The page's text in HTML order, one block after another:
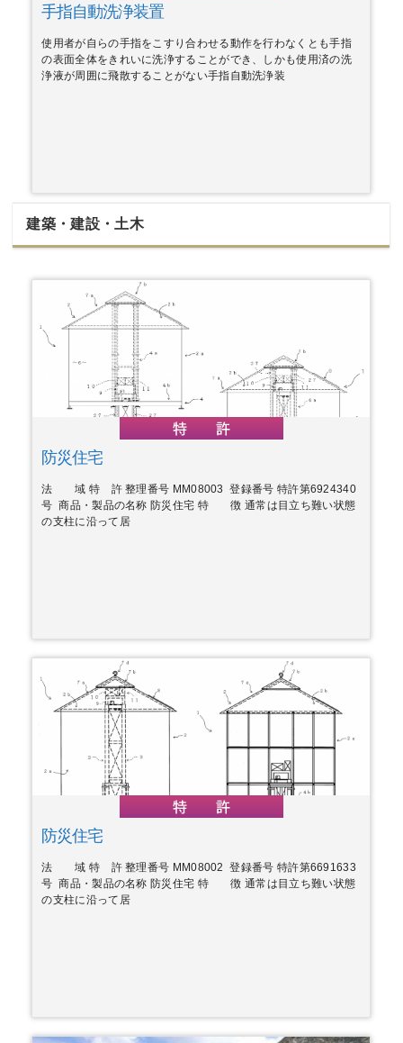
手指自動洗浄装置
使用者が自らの手指をこすり合わせる動作を行わなくとも手指
の表面全体をきれいに洗浄することができ、しかも使用済の洗
浄液が周囲に飛散することがない手指自動洗浄装
建築・建設・土木
防災住宅
法 域 特 許 整理番号 MM08003 登録番号 特許第6924340
号 商品・製品の名称 防災住宅 特 徴 通常は目立ち難い状態
の支柱に沿って居
防災住宅
法 域 特 許 整理番号 MM08002 登録番号 特許第6691633
号 商品・製品の名称 防災住宅 特 徴 通常は目立ち難い状態
の支柱に沿って居